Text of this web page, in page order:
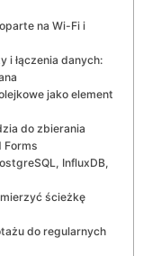
na Wi-Fi i
i łączenia danych:
jako element
do zbierania
Forms
InfluxDB,
ścieżkę
do regularnych